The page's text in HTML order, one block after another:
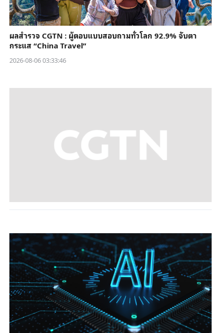
ผลสำรวจ CGTN : ผู้ตอบแบบสอบถามทั่วโลก 92.9% จับตา
กระแส “China Travel”
2026-08-06 03:33:46